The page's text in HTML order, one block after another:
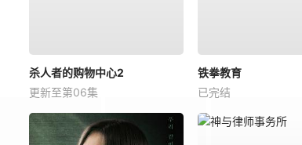
杀人者的购物中心2
更新至第06集
铁拳教育
已完结